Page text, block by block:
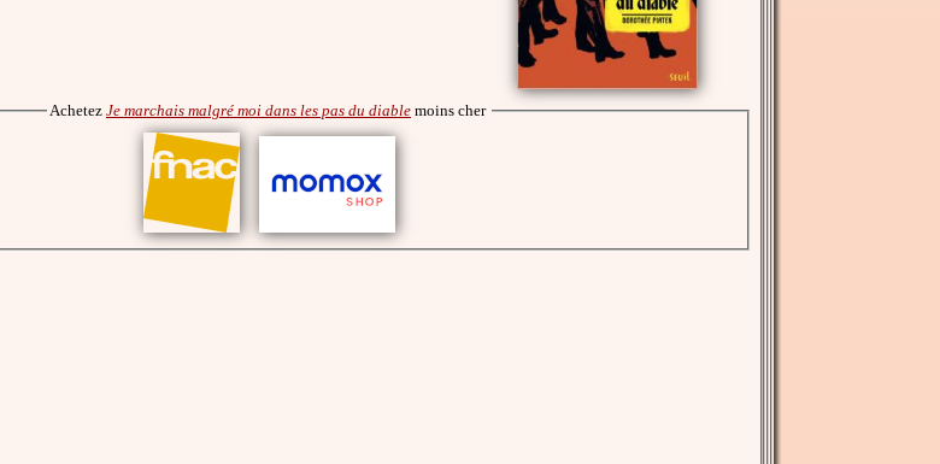
Achetez Je marchais malgré moi dans les pas du diable moins cher